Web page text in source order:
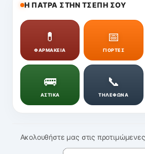
Η ΠΑΤΡΑ ΣΤΗΝ ΤΣΕΠΗ ΣΟΥ
💊
ΦΑΡΜΑΚΕΙΑ
📅
ΓΙΟΡΤΕΣ
🚌
ΑΣΤΙΚΑ
📞
ΤΗΛΕΦΩΝΑ
Ακολουθήστε μας στις